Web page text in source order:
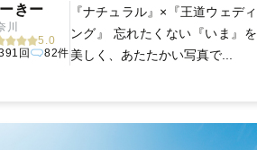
きー
川
5.0
回
82件
『ナチュラル』×『王道ウェディ
ング』 忘れたくない『いま』を
美しく、あたたかい写真で...